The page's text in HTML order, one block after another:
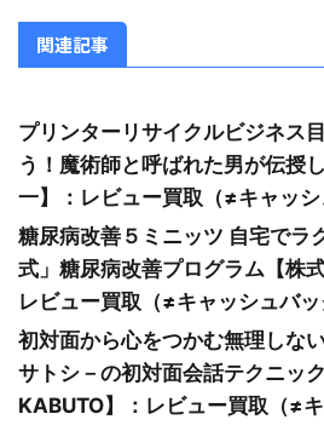
関連記事
プリンターリサイクルビジネス
う！魔術師と呼ばれた男が伝授
一】：レビュー買取（≠キャッシ
糖尿病改善５ミニッツ 自宅でラ
式」糖尿病改善プログラム【株
レビュー買取（≠キャッシュバッ
初対面から心をつかむ無理しな
サトシ－の初対面会話テクニッ
KABUTO】：レビュー買取（≠キ